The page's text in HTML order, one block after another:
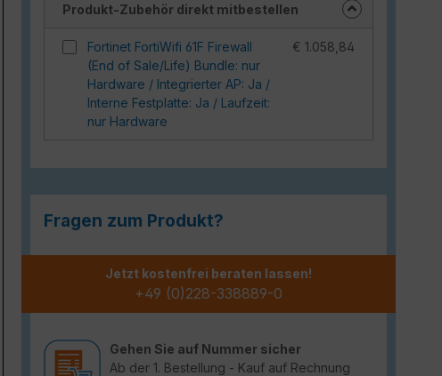
Produkt-Zubehör direkt mitbestellen
Fortinet FortiWifi 61F Firewall
(End of Sale/Life) Bundle: nur
Hardware / Integrierter AP: Ja /
Interne Festplatte: Ja / Laufzeit:
nur Hardware
€ 1.058,84
Fragen zum Produkt?
Jetzt kostenfrei beraten lassen!
+49 (0)228-338889-0
Gehen Sie auf Nummer sicher
Ab der 1. Bestellung - Kauf auf Rechnung